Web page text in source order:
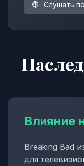
Слушать
Влияние
Breaking Bad
для